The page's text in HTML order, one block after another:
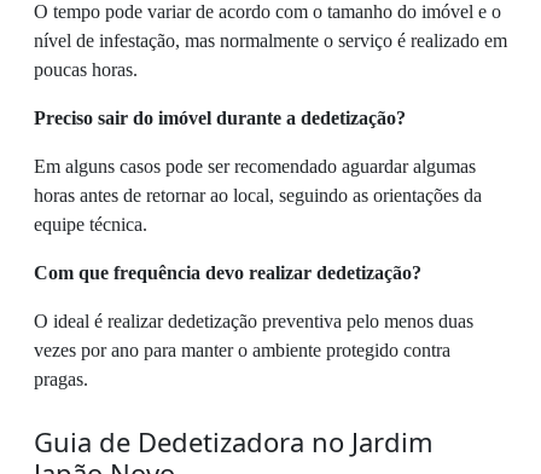
O tempo pode variar de acordo com o tamanho do imóvel e o
nível de infestação, mas normalmente o serviço é realizado em
poucas horas.
Preciso sair do imóvel durante a dedetização?
Em alguns casos pode ser recomendado aguardar algumas
horas antes de retornar ao local, seguindo as orientações da
equipe técnica.
Com que frequência devo realizar dedetização?
O ideal é realizar dedetização preventiva pelo menos duas
vezes por ano para manter o ambiente protegido contra
pragas.
Guia de Dedetizadora no Jardim